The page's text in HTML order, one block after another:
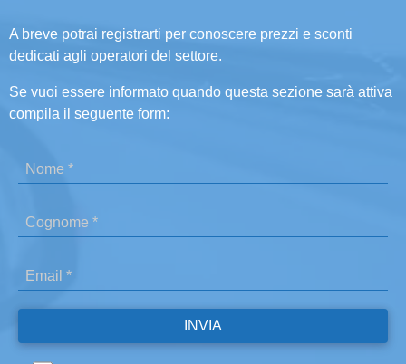
A breve potrai registrarti per conoscere prezzi e sconti
dedicati agli operatori del settore.
Se vuoi essere informato quando questa sezione sarà attiva
compila il seguente form: